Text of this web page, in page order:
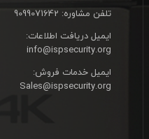
تلفن مشاوره: 9099071642
ایمیل دریافت اطلاعات:
info@ispsecurity.org
ایمیل خدمات فروش:
Sales@ispsecurity.org